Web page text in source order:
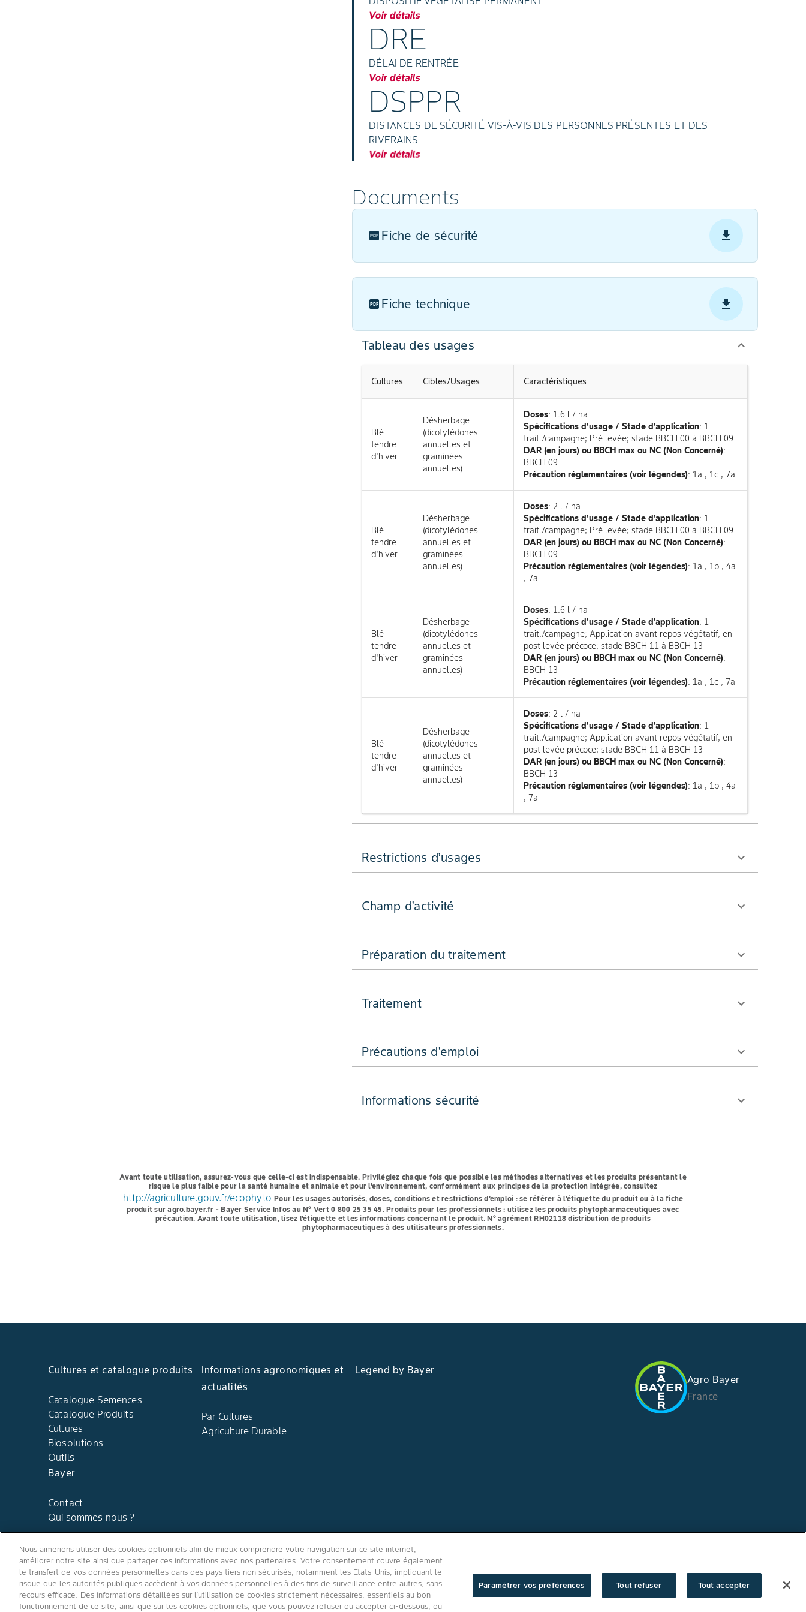
Voir détails
DRE
DÉLAI DE RENTRÉE
Voir détails
DSPPR
DISTANCES DE SÉCURITÉ VIS-À-VIS DES PERSONNES PRÉSENTES ET DES
RIVERAINS
Voir détails
Documents
Fiche de sécurité
Fiche technique
Tableau des usages
Cultures Cibles/Usages Caractéristiques
Blé
tendre
d'hiver
Désherbage
(dicotylédones
annuelles et
graminées
annuelles)
Doses: 1.6 l / ha
Spécifications d'usage / Stade d'application: 1
trait./campagne; Pré levée; stade BBCH 00 à BBCH 09
DAR (en jours) ou BBCH max ou NC (Non Concerné):
BBCH 09
Précaution réglementaires (voir légendes): 1a , 1c , 7a
Blé
tendre
d'hiver
Désherbage
(dicotylédones
annuelles et
graminées
annuelles)
Doses: 2 l / ha
Spécifications d'usage / Stade d'application: 1
trait./campagne; Pré levée; stade BBCH 00 à BBCH 09
DAR (en jours) ou BBCH max ou NC (Non Concerné):
BBCH 09
Précaution réglementaires (voir légendes): 1a , 1b , 4a
, 7a
Blé
tendre
d'hiver
Désherbage
(dicotylédones
annuelles et
graminées
annuelles)
Doses: 1.6 l / ha
Spécifications d'usage / Stade d'application: 1
trait./campagne; Application avant repos végétatif, en
post levée précoce; stade BBCH 11 à BBCH 13
DAR (en jours) ou BBCH max ou NC (Non Concerné):
BBCH 13
Précaution réglementaires (voir légendes): 1a , 1c , 7a
Blé
tendre
d'hiver
Désherbage
(dicotylédones
annuelles et
graminées
annuelles)
Doses: 2 l / ha
Spécifications d'usage / Stade d'application: 1
trait./campagne; Application avant repos végétatif, en
post levée précoce; stade BBCH 11 à BBCH 13
DAR (en jours) ou BBCH max ou NC (Non Concerné):
BBCH 13
Précaution réglementaires (voir légendes): 1a , 1b , 4a
, 7a
Restrictions d’usages
Champ d'activité
Préparation du traitement
Traitement
Précautions d'emploi
Informations sécurité
Avant toute utilisation, assurez-vous que celle-ci est indispensable. Privilégiez chaque fois que possible les méthodes alternatives et les produits présentant le
risque le plus faible pour la santé humaine et animale et pour l'environnement, conformément aux principes de la protection intégrée, consultez
http://agriculture.gouv.fr/ecophytoPour les usages autorisés, doses, conditions et restrictions d'emploi : se référer à l'étiquette du produit ou à la fiche
produit sur agro.bayer.fr - Bayer Service Infos au N° Vert 0 800 25 35 45.Produits pour les professionnels : utilisez les produits phytopharmaceutiques avec
précaution. Avant toute utilisation, lisez l'étiquette et les informations concernant le produit. N° agrément RH02118distribution de produits
phytopharmaceutiques à des utilisateurs professionnels.
Cultures et catalogue produits
Catalogue Semences
Catalogue Produits
Cultures
Biosolutions
Outils
Informations agronomiques et
actualités
Par Cultures
Agriculture Durable
Legend by Bayer
Bayer
Contact
Qui sommes nous ?
Agro Bayer
France
Suivez-nous
Conditions générales d'utilisation/Politique de confidentialité site internet /Politique de confidentialité applications mobiles
Nous aimerions utiliser des cookies optionnels afin de mieux comprendre votre navigation sur ce site internet,
améliorer notre site ainsi que partager ces informations avec nos partenaires. Votre consentement couvre également
le transfert de vos données personnelles dans des pays tiers non sécurisés, notamment les États-Unis, impliquant le
risque que les autorités publiques accèdent à vos données personnelles à des fins de surveillance entre autres, sans
recours efficace. Des informations détaillées sur l’utilisation de cookies strictement nécessaires, essentiels au bon
fonctionnement de ce site, ainsi que sur les cookies optionnels, que vous pouvez refuser ou accepter ci-dessous, ou
Paramétrer vos préférences Tout refuser Tout accepter